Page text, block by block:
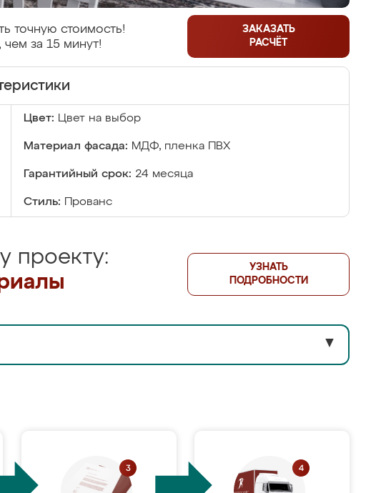
точную стоимость!
за 15 минут!
ЗАКАЗАТЬ
РАСЧЁТ
Цвет: Цвет на выбор
Материал фасада: МДФ, пленка ПВХ
Гарантийный срок: 24 месяца
Стиль: Прованс
проекту:
УЗНАТЬ
ПОДРОБНОСТИ
▼